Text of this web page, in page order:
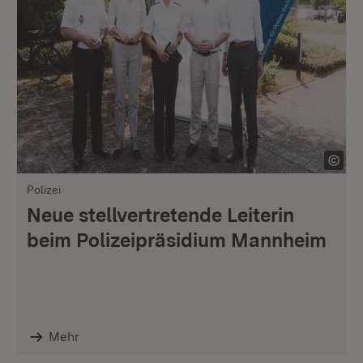
Polizei
Neue stellvertretende Leiterin
beim Polizeipräsidium Mannheim
Mehr